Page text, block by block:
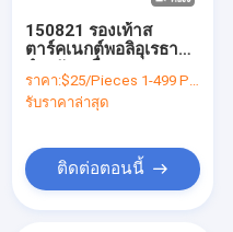
150821 รองเท้าส
ตาร์คเนกต์พอลิอุเรธาน
ราคา:$25/Pieces 1-499 Pieces
รับราคาล่าสุด
ติดต่อตอนนี้